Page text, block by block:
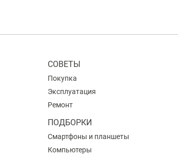
СОВЕТЫ
Покупка
Эксплуатация
Ремонт
ПОДБОРКИ
Смартфоны и планшеты
Компьютеры